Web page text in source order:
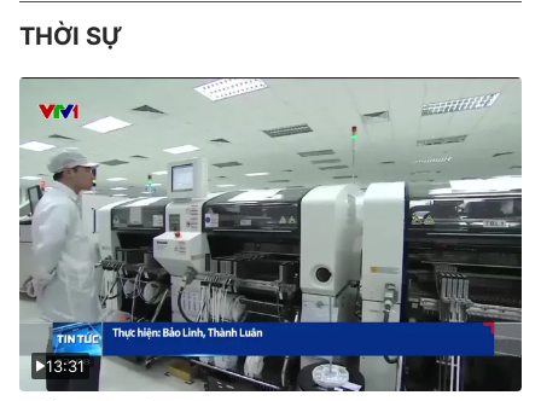
THỜI SỰ
13:31